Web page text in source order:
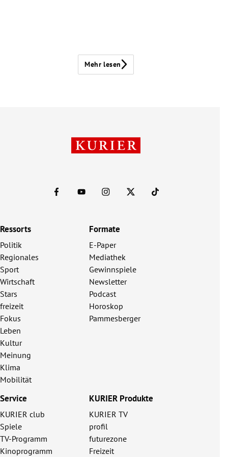
Mehr lesen
Ressorts
Politik
Regionales
Sport
Wirtschaft
Stars
freizeit
Fokus
Leben
Kultur
Meinung
Klima
Mobilität
Formate
E-Paper
Mediathek
Gewinnspiele
Newsletter
Podcast
Horoskop
Pammesberger
Service
KURIER club
Spiele
TV-Programm
Kinoprogramm
KURIER Produkte
KURIER TV
profil
futurezone
Freizeit